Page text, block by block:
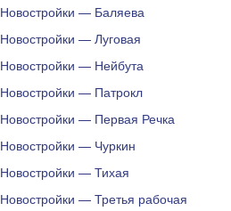
Новостройки — Баляева
Новостройки — Луговая
Новостройки — Нейбута
Новостройки — Патрокл
Новостройки — Первая Речка
Новостройки — Чуркин
Новостройки — Тихая
Новостройки — Третья рабочая